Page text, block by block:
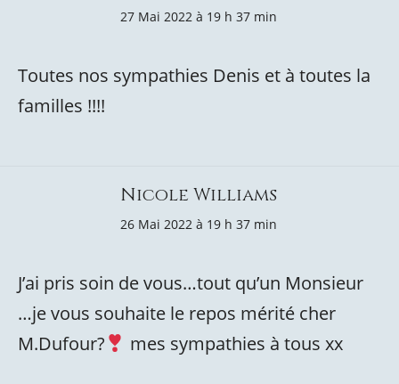
27 Mai 2022 à 19 h 37 min
Toutes nos sympathies Denis et à toutes la
familles !!!!
Nicole Williams
26 Mai 2022 à 19 h 37 min
J’ai pris soin de vous…tout qu’un Monsieur
…je vous souhaite le repos mérité cher
M.Dufour?
mes sympathies à tous xx